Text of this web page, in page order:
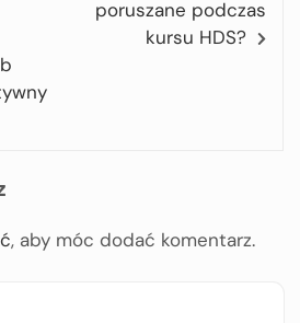
poruszane podczas
kursu HDS?
, aby móc dodać komentarz.